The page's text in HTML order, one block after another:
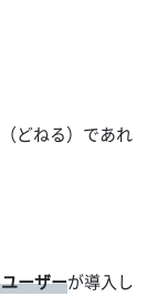
どねる）であれ
ーザーが導入し